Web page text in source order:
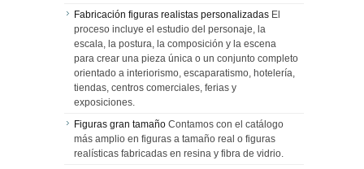
Fabricación figuras realistas personalizadas El
proceso incluye el estudio del personaje, la
escala, la postura, la composición y la escena
para crear una pieza única o un conjunto completo
orientado a interiorismo, escaparatismo, hotelería,
tiendas, centros comerciales, ferias y
exposiciones.
Figuras gran tamaño Contamos con el catálogo
más amplio en figuras a tamaño real o figuras
realísticas fabricadas en resina y fibra de vidrio.